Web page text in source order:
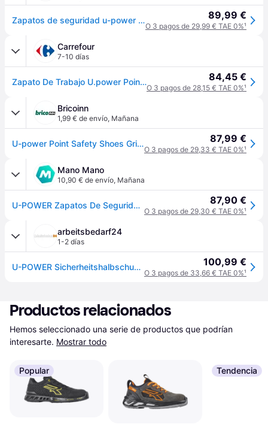
Zapatos de seguridad u-power verde s1 point t42 89,99 €
O 3 pagos de 29,99 € TAE 0%¹
Carrefour
7-10 días
Zapato De Trabajo U.power Point - S1p Src Esd - Rl20036-48 84,45 €
O 3 pagos de 28,15 € TAE 0%¹
Bricoinn
1,99 € de envío, Mañana
U-power Point Safety Shoes Gris EU 46 87,99 €
O 3 pagos de 29,33 € TAE 0%¹
Mano Mano
10,90 € de envío, Mañana
U-POWER Zapatos De Seguridad Bajos Point Carpet Esd S1p Src - Gris/verde 38 87,90 €
O 3 pagos de 29,30 € TAE 0%¹
arbeitsbedarf24
1-2 días
U-POWER Sicherheitshalbschuh POINT ESD S1P SRC Größe 38 100,99 €
O 3 pagos de 33,66 € TAE 0%¹
Productos relacionados
Hemos seleccionado una serie de productos que podrían
interesarte. Mostrar todo
Popular Tendencia